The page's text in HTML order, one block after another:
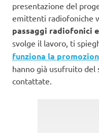
presentazione del
emittenti radiofoniche
passaggi radiofonici
svolge il lavoro, ti
funziona la
hanno già usufruito del
contattate.